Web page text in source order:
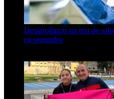
Desarrollaron un test de
en segundos